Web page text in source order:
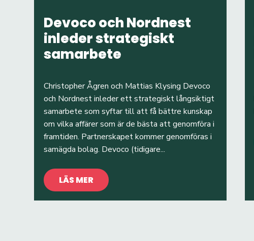
Devoco och Nordnest
inleder strategiskt
samarbete
Christopher Ågren och Mattias Klysing Devoco
och Nordnest inleder ett strategiskt långsiktigt
samarbete som syftar till att få bättre kunskap
om vilka affärer som är de bästa att genomföra i
framtiden. Partnerskapet kommer genomföras i
samägda bolag. Devoco (tidigare...
LÄS MER